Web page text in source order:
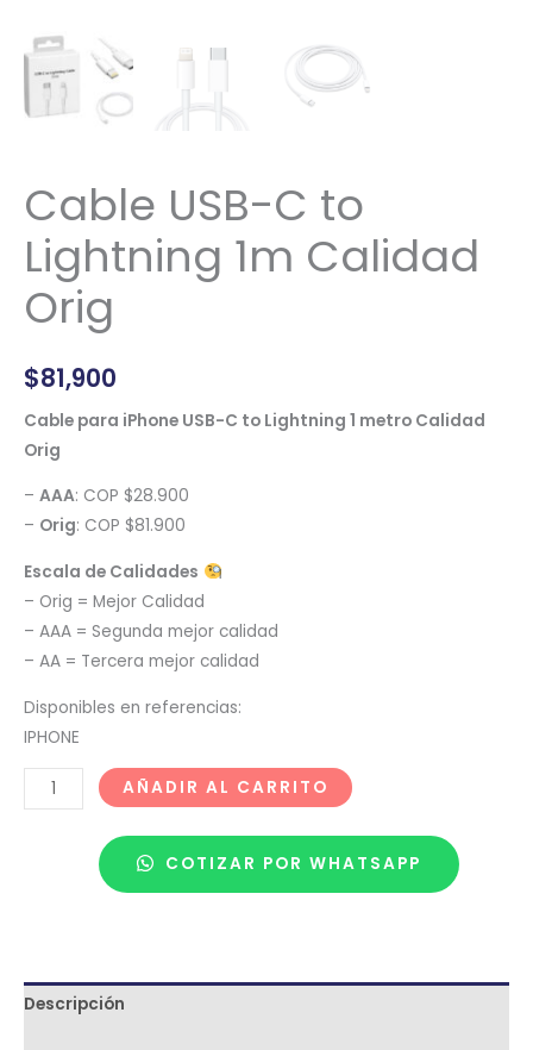
Cable USB-C to
Lightning 1m Calidad
Orig
$81,900
Cable para iPhone USB-C to Lightning 1 metro Calidad
Orig
– AAA: COP $28.900
– Orig: COP $81.900
Escala de Calidades
– Orig = Mejor Calidad
– AAA = Segunda mejor calidad
– AA = Tercera mejor calidad
Disponibles en referencias:
IPHONE
AÑADIR AL CARRITO
COTIZAR POR WHATSAPP
Descripción